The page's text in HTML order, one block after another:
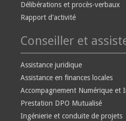
Délibérations et procès-verbaux
Rapport d'activité
Conseiller et
Assistance juridique
Assistance en finances locales
Accompagnement Numérique et
Prestation DPO Mutualisé
Ingénierie et conduite de projets